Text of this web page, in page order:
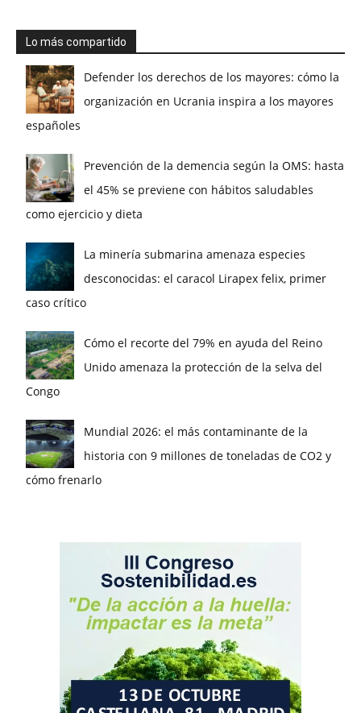
Lo más compartido
Defender los derechos de los mayores: cómo la
organización en Ucrania inspira a los mayores
españoles
Prevención de la demencia según la OMS: hasta
el 45% se previene con hábitos saludables
como ejercicio y dieta
La minería submarina amenaza especies
desconocidas: el caracol Lirapex felix, primer
caso crítico
Cómo el recorte del 79% en ayuda del Reino
Unido amenaza la protección de la selva del
Congo
Mundial 2026: el más contaminante de la
historia con 9 millones de toneladas de CO2 y
cómo frenarlo